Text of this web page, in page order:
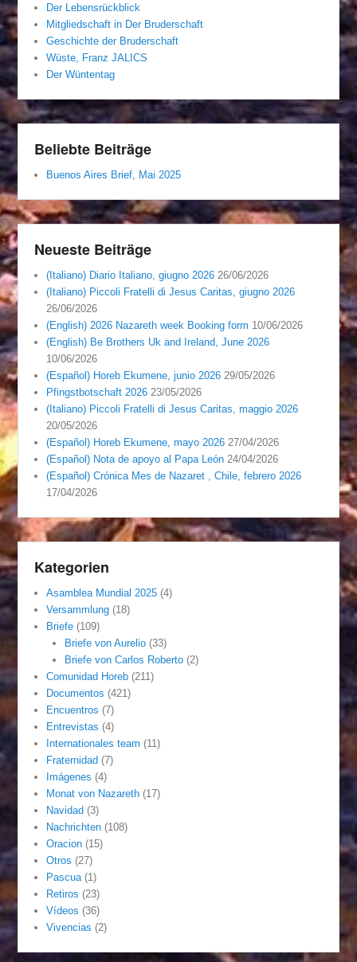
Der Lebensrückblick
Mitgliedschaft in Der Bruderschaft
Geschichte der Bruderschaft
Wüste, Franz JALICS
Der Wüntentag
Beliebte Beiträge
Buenos Aires Brief, Mai 2025
Neueste Beiträge
(Italiano) Diario Italiano, giugno 2026 26/06/2026
(Italiano) Piccoli Fratelli di Jesus Caritas, giugno 2026
26/06/2026
(English) 2026 Nazareth week Booking form 10/06/2026
(English) Be Brothers Uk and Ireland, June 2026
10/06/2026
(Español) Horeb Ekumene, junio 2026 29/05/2026
Pfingstbotschaft 2026 23/05/2026
(Italiano) Piccoli Fratelli di Jesus Caritas, maggio 2026
20/05/2026
(Español) Horeb Ekumene, mayo 2026 27/04/2026
(Español) Nota de apoyo al Papa León 24/04/2026
(Español) Crónica Mes de Nazaret , Chile, febrero 2026
17/04/2026
Kategorien
Asamblea Mundial 2025 (4)
Versammlung (18)
Briefe (109)
Briefe von Aurelio(33)
Briefe von Carlos Roberto(2)
Comunidad Horeb (211)
Documentos (421)
Encuentros (7)
Entrevistas (4)
Internationales team (11)
Fraternidad (7)
Imágenes (4)
Monat von Nazareth (17)
Navidad (3)
Nachrichten (108)
Oracion (15)
Otros (27)
Pascua (1)
Retiros (23)
Vídeos (36)
Vivencias (2)